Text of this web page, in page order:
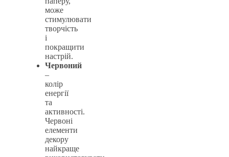
може
стимулювати
творчість
і
покращити
настрій.
Червоний
–
колір
енергії
та
активності.
Червоні
елементи
декору
найкраще